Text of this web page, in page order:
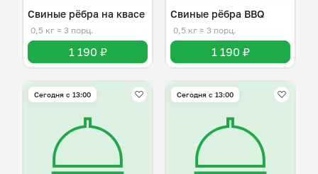
Свиные рёбра на квасе
0,5 кг ≈ 3 порц.
1 190 ₽
Свиные рёбра BBQ
0,5 кг ≈ 3 порц.
1 190 ₽
Сегодня с 13:00 Сегодня с 13:00